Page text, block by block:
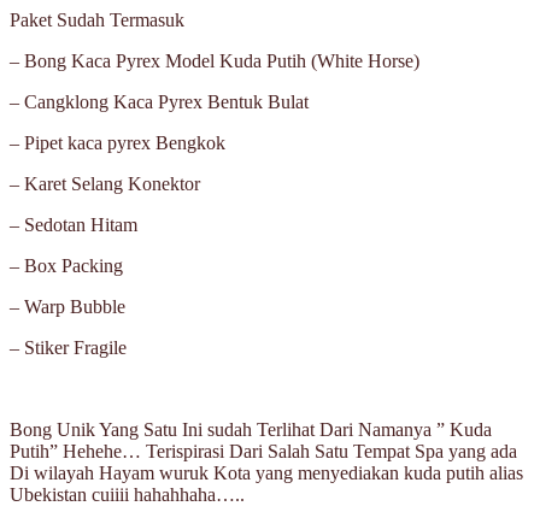
Paket Sudah Termasuk
– Bong Kaca Pyrex Model Kuda Putih (White Horse)
– Cangklong Kaca Pyrex Bentuk Bulat
– Pipet kaca pyrex Bengkok
– Karet Selang Konektor
– Sedotan Hitam
– Box Packing
– Warp Bubble
– Stiker Fragile
Bong Unik Yang Satu Ini sudah Terlihat Dari Namanya ” Kuda
Putih” Hehehe… Terispirasi Dari Salah Satu Tempat Spa yang ada
Di wilayah Hayam wuruk Kota yang menyediakan kuda putih alias
Ubekistan cuiiii hahahhaha…..